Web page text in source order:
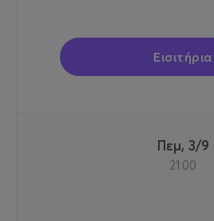
Εισιτήρια
Πεμ, 3/9
21:00